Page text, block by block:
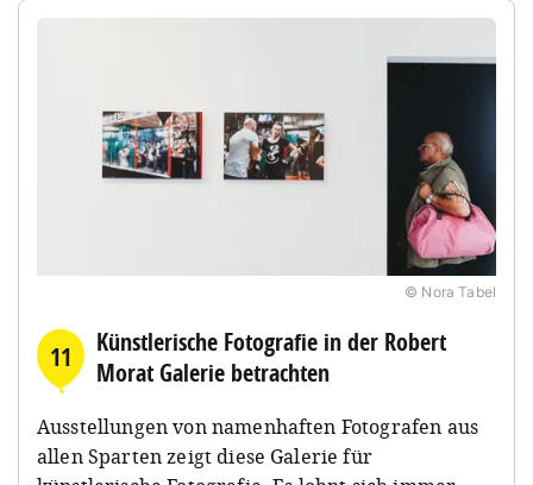
© Nora Tabel
11
Künstlerische Fotografie in der Robert
Morat Galerie betrachten
Ausstellungen von namenhaften Fotografen aus
allen Sparten zeigt diese Galerie für